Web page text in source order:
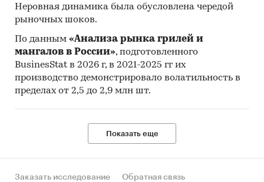
Неровная динамика была обусловлена чередой
рыночных шоков.
По данным «Анализа рынка грилей и
мангалов в России», подготовленного
BusinesStat в 2026 г, в 2021-2025 гг их
производство демонстрировало волатильность в
пределах от 2,5 до 2,9 млн шт.
Показать еще
Заказать исследование Обратная связь